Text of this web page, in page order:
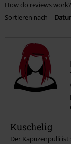
How do reviews work?
Sortieren nach
Kuschelig
Der Kapuzenpulli